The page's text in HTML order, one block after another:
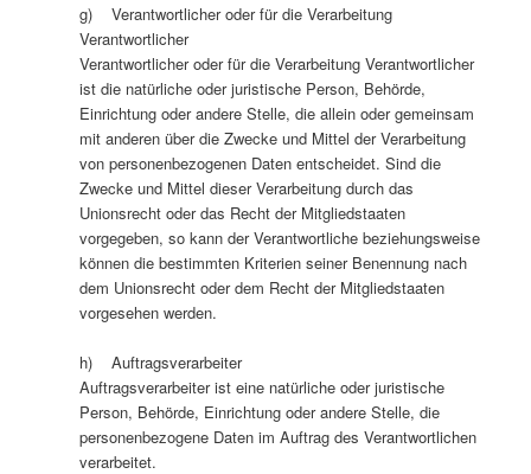
g) Verantwortlicher oder für die Verarbeitung
Verantwortlicher
Verantwortlicher oder für die Verarbeitung Verantwortlicher
ist die natürliche oder juristische Person, Behörde,
Einrichtung oder andere Stelle, die allein oder gemeinsam
mit anderen über die Zwecke und Mittel der Verarbeitung
von personenbezogenen Daten entscheidet. Sind die
Zwecke und Mittel dieser Verarbeitung durch das
Unionsrecht oder das Recht der Mitgliedstaaten
vorgegeben, so kann der Verantwortliche beziehungsweise
können die bestimmten Kriterien seiner Benennung nach
dem Unionsrecht oder dem Recht der Mitgliedstaaten
vorgesehen werden.
h) Auftragsverarbeiter
Auftragsverarbeiter ist eine natürliche oder juristische
Person, Behörde, Einrichtung oder andere Stelle, die
personenbezogene Daten im Auftrag des Verantwortlichen
verarbeitet.